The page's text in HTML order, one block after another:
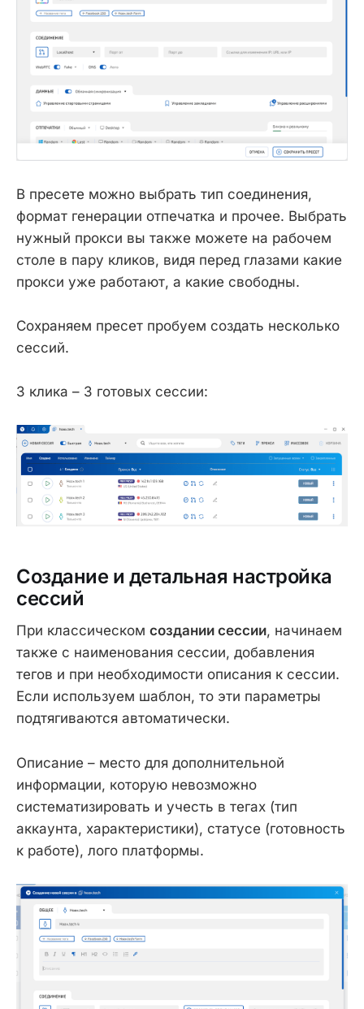
В пресете можно выбрать тип соединения,
формат генерации отпечатка и прочее. Выбрать
нужный прокси вы также можете на рабочем
столе в пару кликов, видя перед глазами какие
прокси уже работают, а какие свободны.
Сохраняем пресет пробуем создать несколько
сессий.
3 клика – 3 готовых сессии:
Создание и детальная настройка
сессий
При классическом создании сессии, начинаем
также с наименования сессии, добавления
тегов и при необходимости описания к сессии.
Если используем шаблон, то эти параметры
подтягиваются автоматически.
Описание – место для дополнительной
информации, которую невозможно
систематизировать и учесть в тегах (тип
аккаунта, характеристики), статусе (готовность
к работе), лого платформы.